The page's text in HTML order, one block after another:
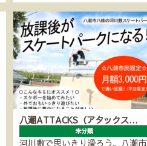
八潮ATTACKS（アタックス…
未分類
河川敷で思いきり滑ろう。八潮市